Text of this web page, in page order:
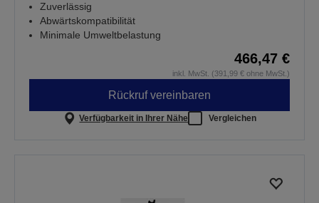
Zuverlässig
Abwärtskompatibilität
Minimale Umweltbelastung
466,47 €
inkl. MwSt. (391,99 € ohne MwSt.)
Rückruf vereinbaren
Verfügbarkeit in Ihrer Nähe Vergleichen